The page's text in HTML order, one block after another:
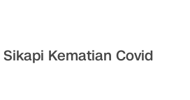
Kematian Covid